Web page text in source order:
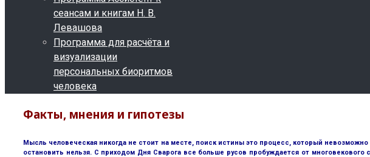
сеансам и книгам Н. В.
Левашова
Программа для расчёта и
визуализации
персональных биоритмов
человека
Факты, мнения и гипотезы
Мысль человеческая никогда не стоит на месте, поиск истины это процесс, который
остановить нельзя. С приходом Дня Сварога все больше русов пробуждается от